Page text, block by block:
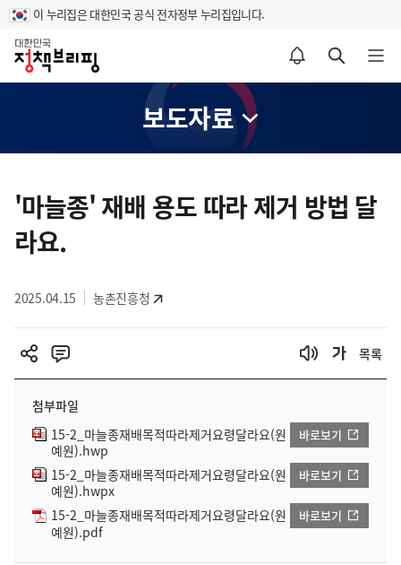
이 누리집은 대한민국 공식 전자정부 누리집입니다.
홈
알림설정 바로가기 검색 바로가기 메뉴 열기
보도자료
텐
영
'마늘종' 재배 용도 따라 제거 방법 달
라요.
2025.04.15 농촌진흥청
목록
첨부파일
15-2_마늘종재배목적따라제거요령달라요(원
예원).hwp
바로보기
15-2_마늘종재배목적따라제거요령달라요(원
예원).hwpx
바로보기
15-2_마늘종재배목적따라제거요령달라요(원
예원).pdf
바로보기